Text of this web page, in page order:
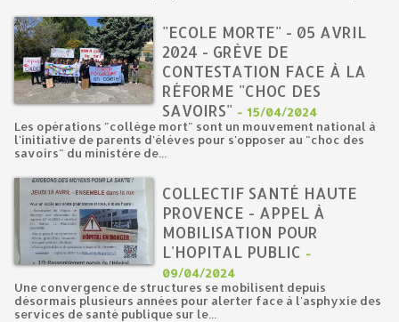
"ECOLE MORTE" - 05 AVRIL
2024 - GRÈVE DE
CONTESTATION FACE À LA
RÉFORME "CHOC DES
SAVOIRS" - 15/04/2024
Les opérations "collège mort" sont un mouvement national à
l'initiative de parents d'élèves pour s'opposer au "choc des
savoirs" du ministère de...
COLLECTIF SANTÉ HAUTE
PROVENCE - APPEL À
MOBILISATION POUR
L'HOPITAL PUBLIC -
09/04/2024
Une convergence de structures se mobilisent depuis
désormais plusieurs années pour alerter face à l'asphyxie des
services de santé publique sur le...